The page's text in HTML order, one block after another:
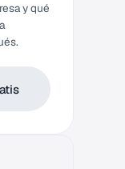
y qué